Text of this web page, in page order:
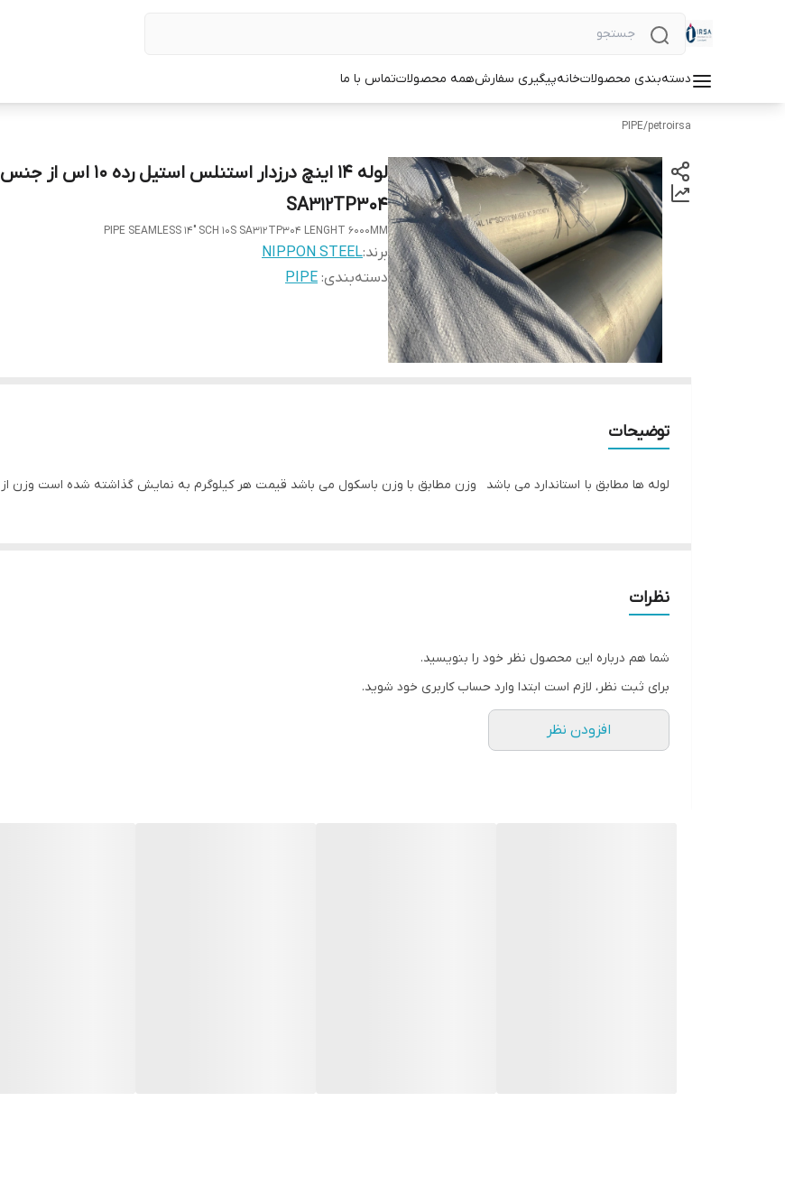
دسته‌بندی محصولاتخانهپیگیری سفارشهمه محصولاتتماس با ما
petroirsa
/
PIPE
لوله 14 اینچ درزدار استنلس استیل رده 10 اس از جنس
SA312TP304
PIPE SEAMLESS 14" SCH 10S SA312TP304 LENGHT 6000MM
برند:NIPPON STEEL
دسته‌بندی:
PIPE
توضیحات
لوله ها مطابق با استاندارد می باشد وزن مطابق با وزن باسکول می باشد قیمت هر کیلوگرم به نمایش گذاشته شده است وزن از 252تا 254 کیلوگرم متفاوت می باشد 16 شاخه موجود است
نظرات
شما هم درباره این محصول نظر خود را بنویسید.
برای ثبت نظر، لازم است ابتدا وارد حساب کاربری خود شوید.
افزودن نظر